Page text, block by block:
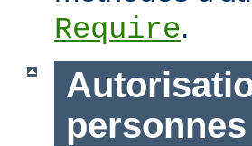
Require.
personnes